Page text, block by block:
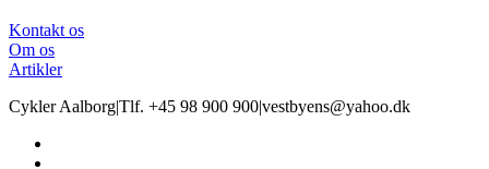
Kontakt os
Om os
Artikler
Cykler Aalborg|Tlf. +45 98 900 900|vestbyens@yahoo.dk